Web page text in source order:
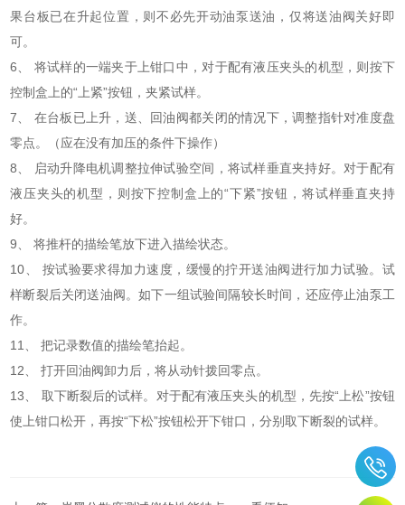
果台板已在升起位置，则不必先开动油泵送油，仅将送油阀关好即
可。
6、 将试样的一端夹于上钳口中，对于配有液压夹头的机型，则按下
控制盒上的“上紧”按钮，夹紧试样。
7、 在台板已上升，送、回油阀都关闭的情况下，调整指针对准度盘
零点。（应在没有加压的条件下操作）
8、 启动升降电机调整拉伸试验空间，将试样垂直夹持好。对于配有
液压夹头的机型，则按下控制盒上的“下紧”按钮，将试样垂直夹持
好。
9、 将推杆的描绘笔放下进入描绘状态。
10、 按试验要求得加力速度，缓慢的拧开送油阀进行加力试验。试
样断裂后关闭送油阀。如下一组试验间隔较长时间，还应停止油泵工
作。
11、 把记录数值的描绘笔抬起。
12、 打开回油阀卸力后，将从动针拨回零点。
13、 取下断裂后的试样。对于配有液压夹头的机型，先按“上松”按钮
使上钳口松开，再按“下松”按钮松开下钳口，分别取下断裂的试样。